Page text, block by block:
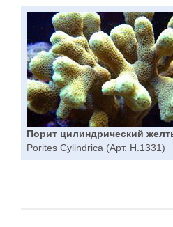
Порит цилиндрический
Porites Cylindrica (Арт. H.1331)